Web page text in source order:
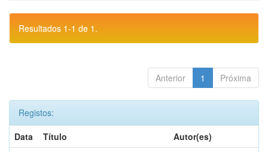
Resultados 1-1 de 1.
Anterior 1 Próxima
Registos:
Data
Título
Autor(es)